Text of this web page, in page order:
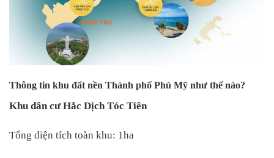
Thông tin khu đất nền Thành phố Phú Mỹ như thế nào?
Khu dân cư Hắc Dịch Tóc Tiên
Tổng diện tích toàn khu: 1ha